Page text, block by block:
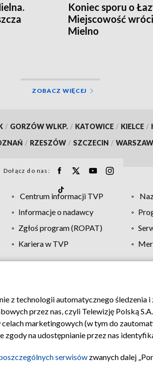
Koniec sporu o
Miejscowość
Mielno
ZOBACZ WIĘCEJ
/ GORZÓW WLKP. / KATOWICE / KIELCE /
/ RZESZÓW / SZCZECIN /
Dołącz do nas:
Centrum informacji TVP
Informacje o nadawcy
Zgłoś program (ROPAT)
Kariera w TVP
Moje zgody Pomoc
z technologii automatycznego śledzenia
przez nas, czyli Telewizję Polską
celach marketingowych (w tym do
zgody na udostępnianie przez nas
serwisów zwanych dalej